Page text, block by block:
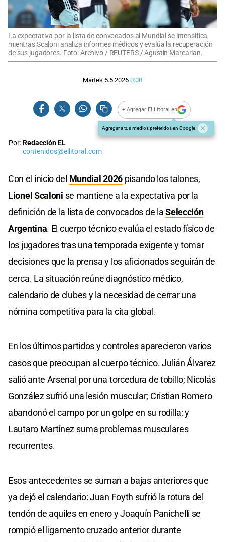
La expectativa por la lista de convocados al Mundial se intensifica,
mientras Scaloni analiza informes médicos y evalúa la recuperación
de sus jugadores. Foto: Archivo / REUTERS / Agustin Marcarian.
Martes 5.5.2026 0:00
+ Agregar El Litoral en
Agregar a tus medios preferidos en Google
Por:Redacción EL
contenidos@ellitoral.com
Con el inicio del Mundial 2026 pisando los talones,
Lionel Scaloni se mantiene a la expectativa por la
definición de la lista de convocados de laSelección
Argentina. El cuerpo técnico evalúa el estado físico de
los jugadores tras una temporada exigente y tomar
decisiones que la prensa y los aficionados seguirán de
cerca. La situación reúne diagnóstico médico,
calendario de clubes y la necesidad de cerrar una
nómina competitiva para la cita global.
En los últimos partidos y controles aparecieron varios
casos que preocupan al cuerpo técnico. Julián Álvarez
salió ante Arsenal por una torcedura de tobillo; Nicolás
González sufrió una lesión muscular; Cristian Romero
abandonó el campo por un golpe en su rodilla; y
Lautaro Martínez suma problemas musculares
recurrentes.
Esos antecedentes se suman a bajas anteriores que
ya dejó el calendario: Juan Foyth sufrió la rotura del
tendón de aquiles en enero y Joaquín Panichelli se
rompió el ligamento cruzado anterior durante